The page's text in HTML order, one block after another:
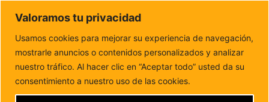
Valoramos tu privacidad
Usamos cookies para mejorar su experiencia de navegación,
mostrarle anuncios o contenidos personalizados y analizar
nuestro tráfico. Al hacer clic en “Aceptar todo” usted da su
consentimiento a nuestro uso de las cookies.
DUNAS FM
Tu informacion de forma cercana
Inicio POLÍTICA
Lola García: “Hay que ejecutar de manera
inmediata las obras hidráulicas ya...
LOLA GARCÍA: “HAY QUE